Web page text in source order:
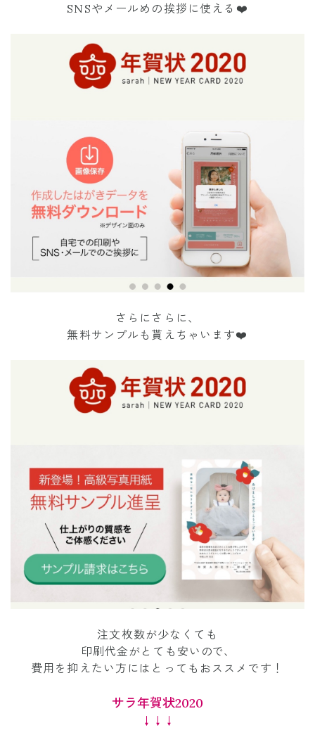
SNSやメールめの挨拶に使える❤️
さらにさらに、
無料サンプルも貰えちゃいます❤️
注文枚数が少なくても
印刷代金がとても安い ので、
費用を抑えたい方にはとってもおススメです！
サラ年賀状2020
↓↓↓